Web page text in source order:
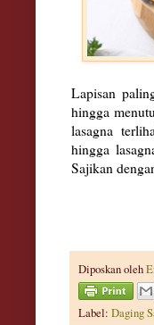
Lapisan
hingga
lasagna
hingga
Sajikan
Diposkan oleh
Label: Daging